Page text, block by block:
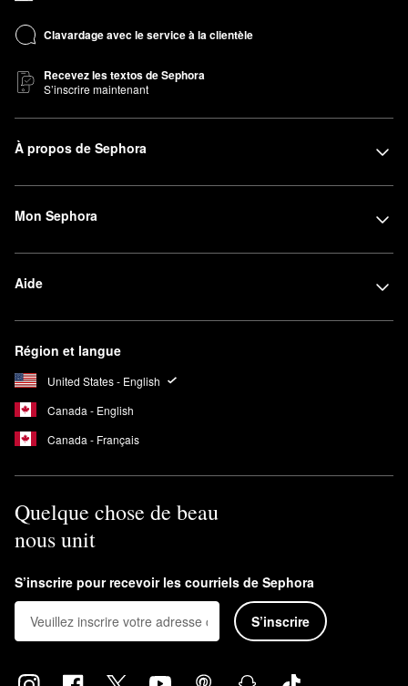
Clavardage avec le service à la clientèle
Recevez les textos de Sephora
S’inscrire maintenant
À propos de Sephora
Mon Sephora
Aide
Région et langue
United States - English
Canada - English
Canada - Français
Quelque chose de beau
nous unit
S’inscrire pour recevoir les courriels de Sephora
S’inscrire